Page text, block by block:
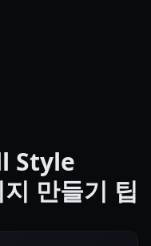
Style
만들기 팁